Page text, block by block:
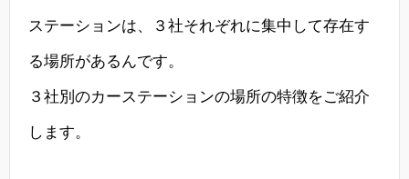
ステーションは、３社それぞれに集中して存在す
る場所があるんです。
３社別のカーステーションの場所の特徴をご紹介
します。